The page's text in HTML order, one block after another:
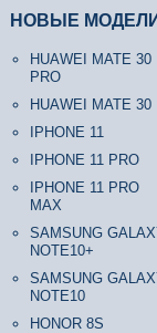
НОВЫЕ
HUAWEI MATE 30
PRO
HUAWEI MATE 30
IPHONE 11
IPHONE 11 PRO
IPHONE 11 PRO
MAX
SAMSUNG
NOTE10+
SAMSUNG
NOTE10
HONOR 8S